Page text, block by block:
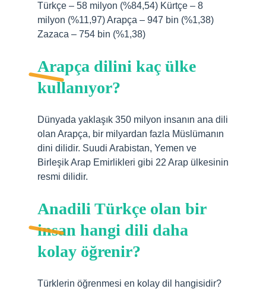
Türkçe – 58 milyon (%84,54) Kürtçe – 8
milyon (%11,97) Arapça – 947 bin (%1,38)
Zazaca – 754 bin (%1,38)
Arapça dilini kaç ülke
kullanıyor?
Dünyada yaklaşık 350 milyon insanın ana dili
olan Arapça, bir milyardan fazla Müslümanın
dini dilidir. Suudi Arabistan, Yemen ve
Birleşik Arap Emirlikleri gibi 22 Arap ülkesinin
resmi dilidir.
Anadili Türkçe olan bir
insan hangi dili daha
kolay öğrenir?
Türklerin öğrenmesi en kolay dil hangisidir?